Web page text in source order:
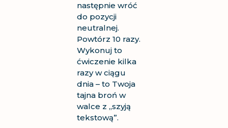
następnie wróć
do pozycji
neutralnej.
Powtórz 10 razy.
Wykonuj to
ćwiczenie kilka
razy w ciągu
dnia – to Twoja
tajna broń w
walce z „szyją
tekstową”.